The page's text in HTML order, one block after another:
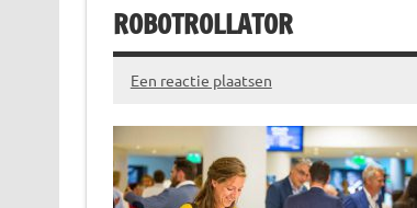
ROBOTROLLATOR
Een reactie plaatsen